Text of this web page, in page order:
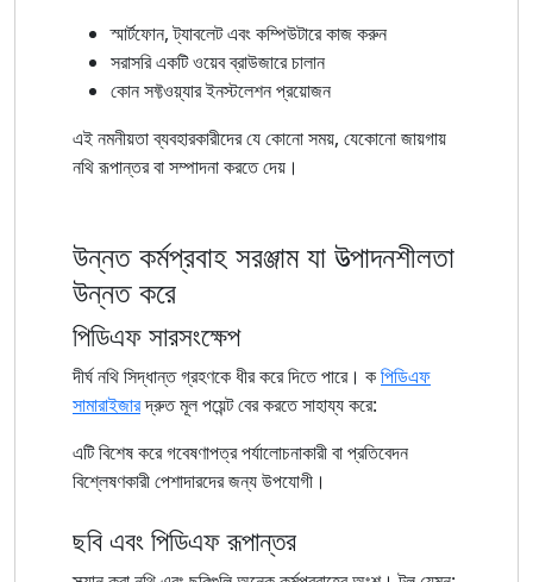
স্মার্টফোন, ট্যাবলেট এবং কম্পিউটারে কাজ করুন
সরাসরি একটি ওয়েব ব্রাউজারে চালান
কোন সফ্টওয়্যার ইনস্টলেশন প্রয়োজন
এই নমনীয়তা ব্যবহারকারীদের যে কোনো সময়, যেকোনো জায়গায়
নথি রূপান্তর বা সম্পাদনা করতে দেয়।
উন্নত কর্মপ্রবাহ সরঞ্জাম যা উত্পাদনশীলতা
উন্নত করে
পিডিএফ সারসংক্ষেপ
দীর্ঘ নথি সিদ্ধান্ত গ্রহণকে ধীর করে দিতে পারে। কপিডিএফ
সামারাইজারদ্রুত মূল পয়েন্ট বের করতে সাহায্য করে:
এটি বিশেষ করে গবেষণাপত্র পর্যালোচনাকারী বা প্রতিবেদন
বিশ্লেষণকারী পেশাদারদের জন্য উপযোগী।
ছবি এবং পিডিএফ রূপান্তর